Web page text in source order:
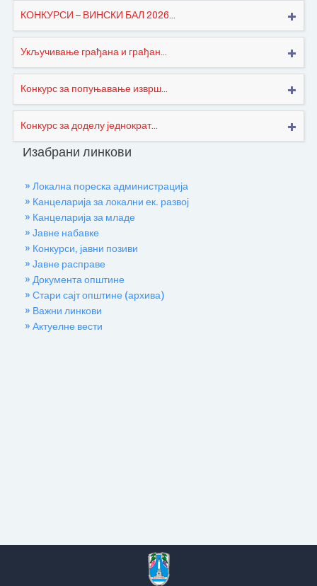
КОНКУРСИ – ВИНСКИ БАЛ 2026...
Укључивање грађана и грађан...
Конкурс за попуњавање изврш...
Конкурс за доделу једнократ...
Изабрани линкови
» Локална пореска администрација
» Канцеларија за локални ек. развој
» Канцеларија за младе
» Јавне набавке
» Конкурси, јавни позиви
» Јавне расправе
» Документа општине
» Стари сајт општине (архива)
» Важни линкови
» Актуелне вести